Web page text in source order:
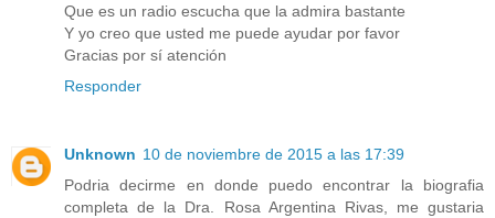
Que es un radio escucha que la admira bastante
Y yo creo que usted me puede ayudar por favor
Gracias por sí atención
Responder
Unknown 10 de noviembre de 2015 a las 17:39
Podria decirme en donde puedo encontrar la biografia
completa de la Dra. Rosa Argentina Rivas, me gustaria